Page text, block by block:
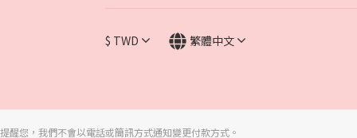
$ TWD 繁體中文
提醒您，我們不會以電話或簡訊方式通知變更付款方式。